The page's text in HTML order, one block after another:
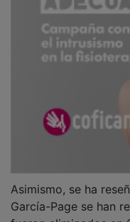
García-Page se han
fueron eliminados en